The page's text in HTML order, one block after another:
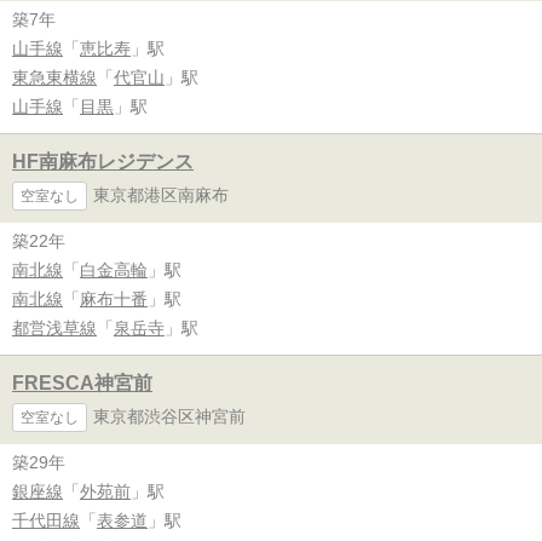
築7年
山手線 「 恵比寿 」駅
東急東横線 「 代官山 」駅
山手線 「 目黒 」駅
HF南麻布レジデンス
空室なし 東京都港区南麻布
築22年
南北線 「 白金高輪 」駅
南北線 「 麻布十番 」駅
都営浅草線 「 泉岳寺 」駅
FRESCA神宮前
空室なし 東京都渋谷区神宮前
築29年
銀座線 「 外苑前 」駅
千代田線 「 表参道 」駅